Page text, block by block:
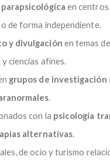
en centros
de forma independiente.
y divulgación en temas de
ciencias afines.
grupos de investigación
con la psicología
alternativas
de ocio y turismo